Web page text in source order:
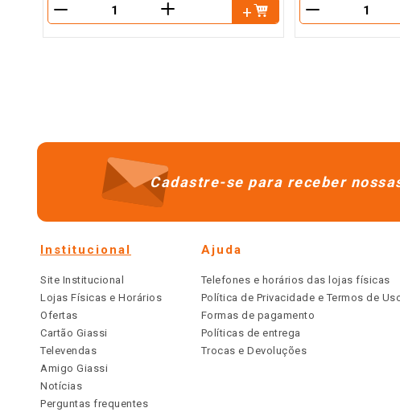
＋
Cadastre-se para receber
Institucional
Site Institucional
Lojas Físicas e Horários
Ofertas
Cartão Giassi
Televendas
Amigo Giassi
Notícias
Perguntas frequentes
Ajuda
Telefones e horários das lojas físicas
Política de Privacidade e Termos de
Formas de pagamento
Políticas de entrega
Trocas e Devoluções